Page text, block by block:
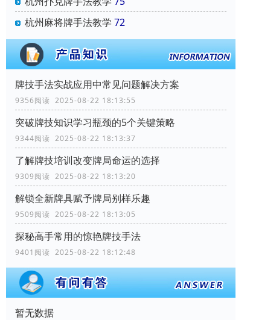
杭州麻将牌手法教学 72
牌技手法实战应用中常见问题解决方案
9356阅读 2025-08-22 18:13:55
突破牌技知识学习瓶颈的5个关键策略
9344阅读 2025-08-22 18:13:37
了解牌技培训改变牌局命运的选择
9309阅读 2025-08-22 18:13:20
解锁全新牌具赋予牌局别样乐趣
9509阅读 2025-08-22 18:13:05
探秘高手常用的惊艳牌技手法
9401阅读 2025-08-22 18:12:48
暂无数据